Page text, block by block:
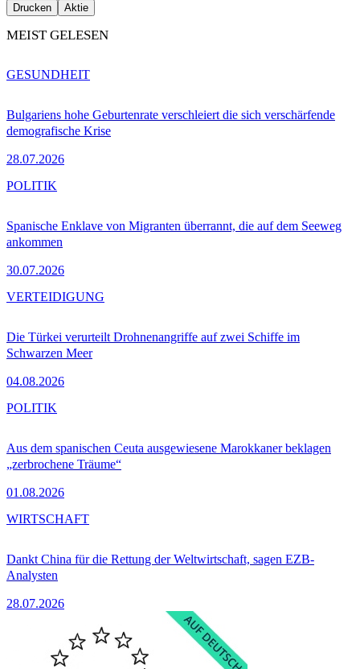
Drucken Aktie
MEIST GELESEN
Bulgariens hohe Geburtenrate verschleiert die sich verschärfende
demografische Krise
28.07.2026
GESUNDHEIT
Spanische Enklave von Migranten überrannt, die auf dem Seeweg
ankommen
30.07.2026
POLITIK
Die Türkei verurteilt Drohnenangriffe auf zwei Schiffe im
Schwarzen Meer
04.08.2026
VERTEIDIGUNG
Aus dem spanischen Ceuta ausgewiesene Marokkaner beklagen
„zerbrochene Träume“
01.08.2026
POLITIK
Dankt China für die Rettung der Weltwirtschaft, sagen EZB-
Analysten
28.07.2026
WIRTSCHAFT